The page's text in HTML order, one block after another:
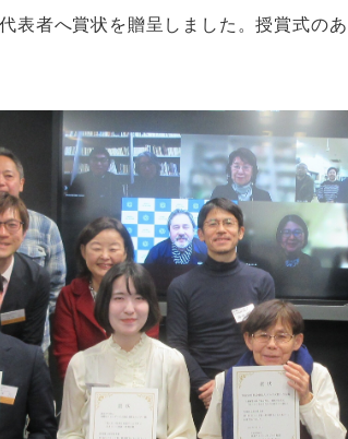
表者へ賞状を贈呈しました。授賞式の